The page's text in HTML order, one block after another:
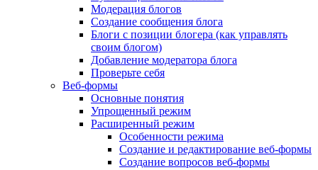
Модерация блогов
Создание сообщения блога
Блоги с позиции блогера (как управлять
своим блогом)
Добавление модератора блога
Проверьте себя
Веб-формы
Основные понятия
Упрощенный режим
Расширенный режим
Особенности режима
Создание и редактирование веб-формы
Создание вопросов веб-формы